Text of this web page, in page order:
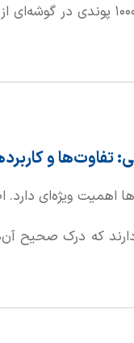
زندگی کرده است. تصور کنید
کونگ افسانه‌ای
تفاوت‌ها و
اهمیت ویژه‌ای دارد.
که درک صحیح
یک حدس بدانیم،